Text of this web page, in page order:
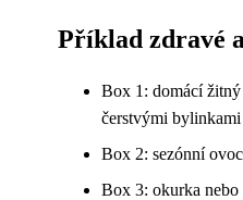
Příklad zdravé
Box 1: domácí žitný
čerstvými bylinkami
Box 2: sezónní
Box 3: okurka nebo